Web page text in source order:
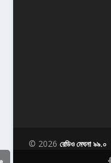
© 2026রেডিও মেঘনা ৯৯.০